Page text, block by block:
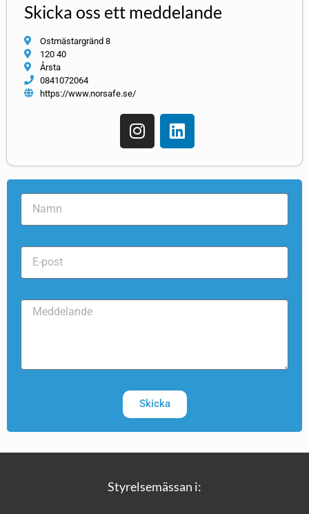
Skicka oss ett meddelande
Ostmästargränd 8
120 40
Årsta
0841072064
https://www.norsafe.se/
Skicka
Styrelsemässan i: